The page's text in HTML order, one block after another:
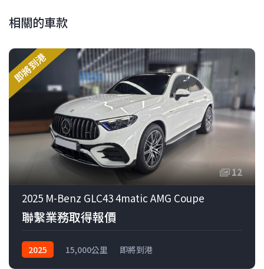
相關的車款
即將到港
12
2025 M-Benz GLC43 4matic AMG Coupe
聯繫業務取得報價
2025 15,000公里 即將到港